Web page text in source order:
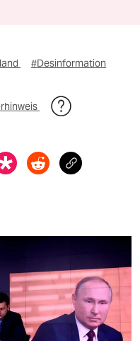
#Desinformation